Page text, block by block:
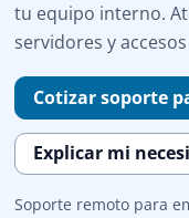
tu equipo interno.
servidores y
Cotizar soporte
Explicar mi
Soporte remoto para